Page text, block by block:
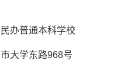
办普通本科学校
大学东路968号